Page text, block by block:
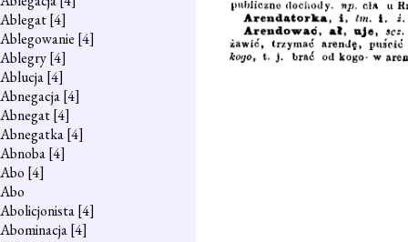
Ablegat[4]
Ablegowanie [4]
Ablegry[4]
Ablucja[4]
Abnegacja[4]
Abnegat[4]
Abnegatka[4]
Abnoba[4]
Abo [4]
Abo
Abolicjonista[4]
Abominacja[4]